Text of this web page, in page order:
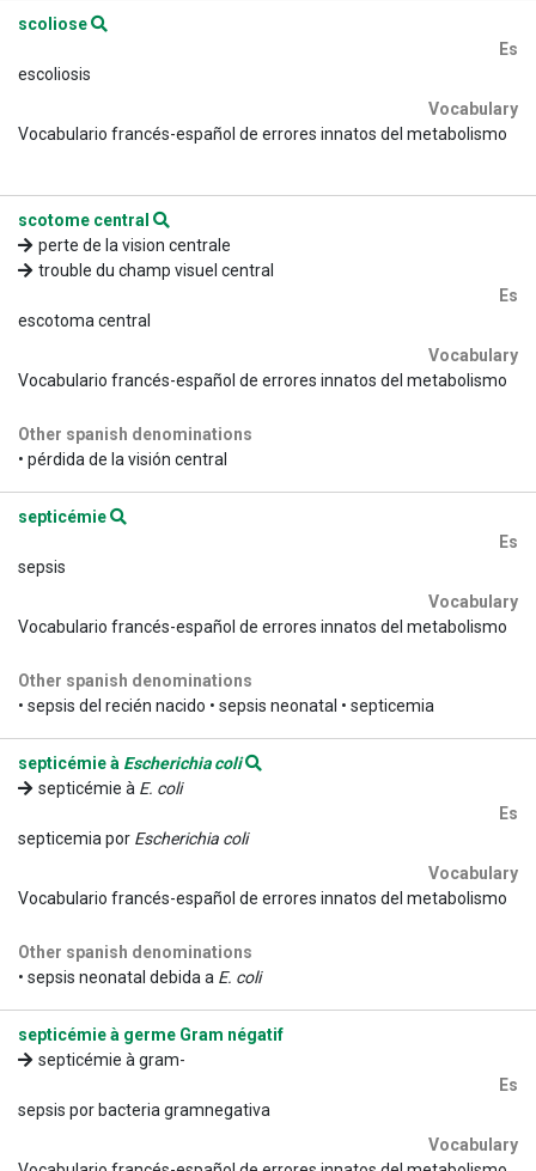
scoliose
Es
escoliosis
Vocabulary
Vocabulario francés-español de errores innatos del metabolismo
scotome central
perte de la vision centrale
trouble du champ visuel central
Es
escotoma central
Vocabulary
Vocabulario francés-español de errores innatos del metabolismo
Other spanish denominations
• pérdida de la visión central
septicémie
Es
sepsis
Vocabulary
Vocabulario francés-español de errores innatos del metabolismo
Other spanish denominations
• sepsis del recién nacido • sepsis neonatal • septicemia
septicémie à Escherichia coli
septicémie à E. coli
Es
septicemia por Escherichia coli
Vocabulary
Vocabulario francés-español de errores innatos del metabolismo
Other spanish denominations
• sepsis neonatal debida a E. coli
septicémie à germe Gram négatif
septicémie à gram-
Es
sepsis por bacteria gramnegativa
Vocabulary